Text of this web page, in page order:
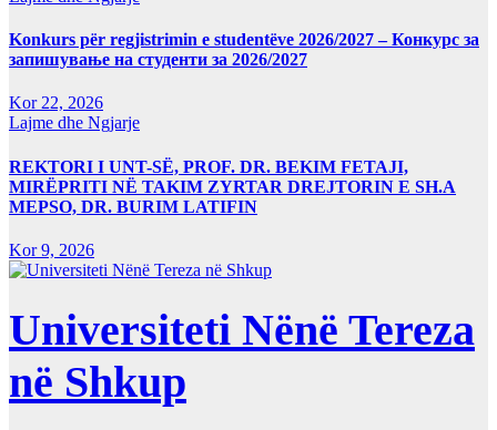
Konkurs për regjistrimin e studentëve 2026/2027 – Конкурс за
запишување на студенти за 2026/2027
Kor 22, 2026
Lajme dhe Ngjarje
REKTORI I UNT-SË, PROF. DR. BEKIM FETAJI,
MIRËPRITI NË TAKIM ZYRTAR DREJTORIN E SH.A
MEPSO, DR. BURIM LATIFIN
Kor 9, 2026
Universiteti Nënë Tereza
në Shkup